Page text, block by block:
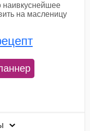
наивкуснейшее
на масленицу